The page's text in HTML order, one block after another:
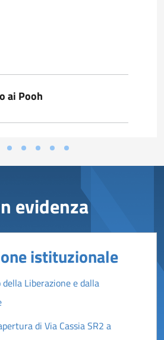
ai Pooh
evidenza
istituzionale
Liberazione e dalla
di Via Cassia SR2 a